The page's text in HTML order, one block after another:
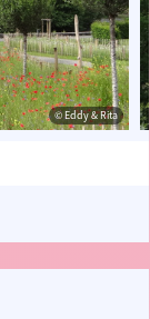
© Eddy & Rita© Eddy & Rita